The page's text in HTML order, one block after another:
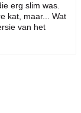
erg slim was.
kat, maar... Wat
van het